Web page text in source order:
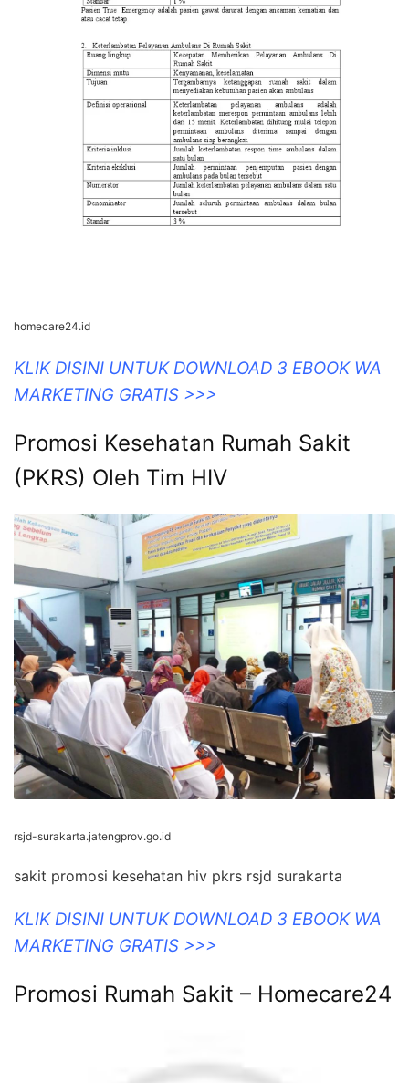
homecare24.id
KLIK DISINI UNTUK DOWNLOAD 3 EBOOK WA
MARKETING GRATIS >>>
Promosi Kesehatan Rumah Sakit
(PKRS) Oleh Tim HIV
rsjd-surakarta.jatengprov.go.id
sakit promosi kesehatan hiv pkrs rsjd surakarta
KLIK DISINI UNTUK DOWNLOAD 3 EBOOK WA
MARKETING GRATIS >>>
Promosi Rumah Sakit – Homecare24